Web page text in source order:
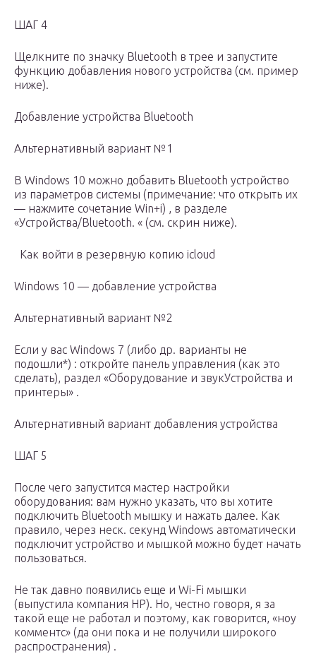
ШАГ 4
Щелкните по значку Bluetooth в трее и запустите
функцию добавления нового устройства (см. пример
ниже).
Добавление устройства Bluetooth
Альтернативный вариант №1
В Windows 10 можно добавить Bluetooth устройство
из параметров системы (примечание: что открыть их
— нажмите сочетание Win+i) , в разделе
«Устройства/Bluetooth. « (см. скрин ниже).
Как войти в резервную копию icloud
Windows 10 — добавление устройства
Альтернативный вариант №2
Если у вас Windows 7 (либо др. варианты не
подошли*) : откройте панель управления (как это
сделать), раздел «Оборудование и звукУстройства и
принтеры» .
Альтернативный вариант добавления устройства
ШАГ 5
После чего запустится мастер настройки
оборудования: вам нужно указать, что вы хотите
подключить Bluetooth мышку и нажать далее. Как
правило, через неск. секунд Windows автоматически
подключит устройство и мышкой можно будет начать
пользоваться.
Не так давно появились еще и Wi-Fi мышки
(выпустила компания HP). Но, честно говоря, я за
такой еще не работал и поэтому, как говорится, «ноу
комментс» (да они пока и не получили широкого
распространения) .